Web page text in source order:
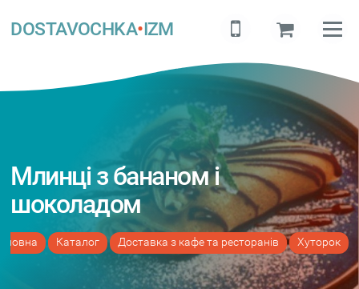
DOSTAVOCHKA•IZM
Млинці з бананом і
шоколадом
Каталог Доставка з кафе та ресторанів Хуторок